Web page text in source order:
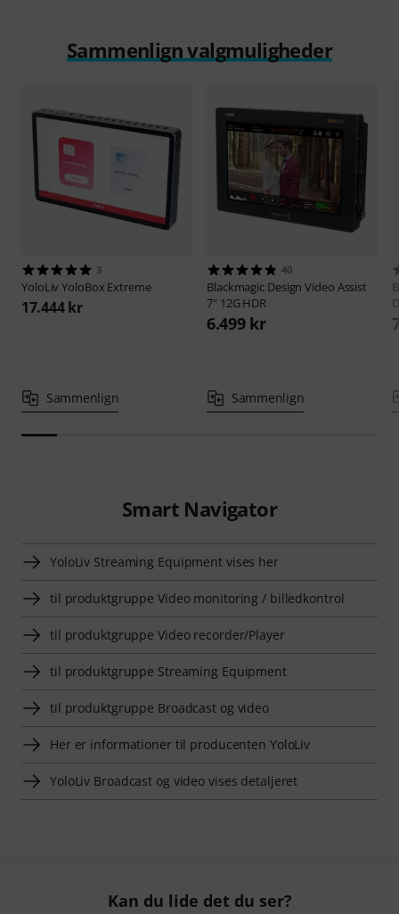
Sammenlign valgmuligheder
3
YoloLivYoloBox Extreme
17.444 kr
Sammenlign
40
Blackmagic DesignVideo Assist
7" 12G HDR
6.499 kr
Sammenlign
Smart Navigator
YoloLiv Streaming Equipment vises her
til produktgruppe Video monitoring / billedkontrol
til produktgruppe Video recorder/Player
til produktgruppe Streaming Equipment
til produktgruppe Broadcast og video
Her er informationer til producenten YoloLiv
YoloLiv Broadcast og video vises detaljeret
Kan du lide det du ser?